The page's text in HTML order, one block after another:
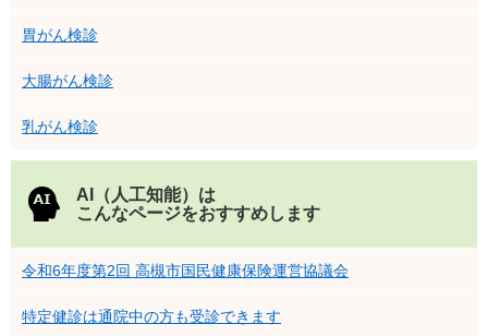
胃がん検診
大腸がん検診
乳がん検診
AI（人工知能）は
こんなページをおすすめします
令和6年度第2回 高槻市国民健康保険運営協議会
特定健診は通院中の方も受診できます